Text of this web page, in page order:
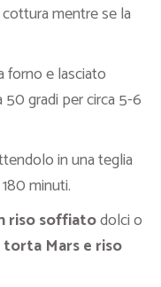
mentre se la
forno e lasciato
gradi per circa 5-6
in una teglia
minuti.
riso soffiatodolci o
torta Mars e riso